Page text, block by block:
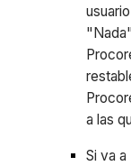
a las
Si va